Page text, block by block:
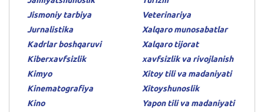
Jismoniy tarbiya
Jurnalistika
Kadrlar boshqaruvi
Kiberxavfsizlik
Kimyo
Kinematografiya
Kino
Veterinariya
Xalqaro munosabatlar
Xalqaro tijorat
xavfsizlik va rivojlanish
Xitoy tili va madaniyati
Xitoyshunoslik
Yapon tili va madaniyati